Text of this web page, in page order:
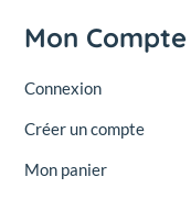
Mon Compte
Connexion
Créer un compte
Mon panier